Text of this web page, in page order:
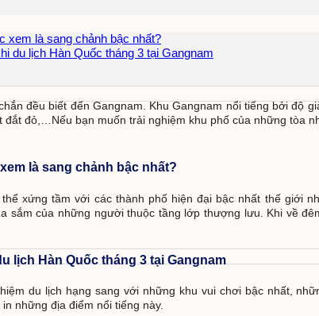
xem là sang chảnh bậc nhất?
du lịch Hàn Quốc tháng 3 tại Gangnam
đều biết đến Gangnam. Khu Gangnam nổi tiếng bởi độ
đỏ,…Nếu bạn muốn trải nghiệm khu phố của những tòa
là sang chảnh bậc nhất?
xứng tầm với các thành phố hiện đại bậc nhất thế giới
sắm của những người thuộc tầng lớp thượng lưu. Khi về
lịch Hàn Quốc tháng 3 tại Gangnam
du lịch hạng sang với những khu vui chơi bậc nhất,
những địa điểm nổi tiếng này.